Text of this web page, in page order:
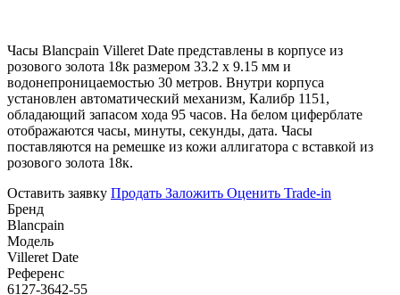
Часы Blancpain Villeret Date представлены в корпусе из
розового золота 18к размером 33.2 х 9.15 мм и
водонепроницаемостью 30 метров. Внутри корпуса
установлен автоматический механизм, Калибр 1151,
обладающий запасом хода 95 часов. На белом циферблате
отображаются часы, минуты, секунды, дата. Часы
поставляются на ремешке из кожи аллигатора с вставкой из
розового золота 18к.
Оставить заявку Продать Заложить Оценить Trade-in
Бренд
Blancpain
Модель
Villeret Date
Референс
6127-3642-55